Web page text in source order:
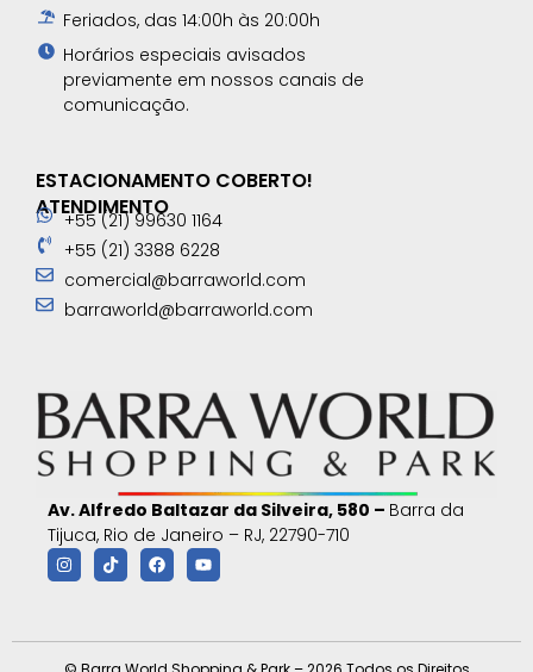
Feriados, das 14:00h às 20:00h
Horários especiais avisados
previamente em nossos canais de
comunicação.​
ESTACIONAMENTO COBERTO!
ATENDIMENTO
+55 (21) 99630 1164
+55 (21) 3388 6228
comercial@barraworld.com
barraworld@barraworld.com
Av. Alfredo Baltazar da Silveira, 580 – Barra da
Tijuca, Rio de Janeiro – RJ, 22790-710